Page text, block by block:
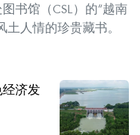
书馆（CSL）的“越南
人情的珍贵藏书。
济发